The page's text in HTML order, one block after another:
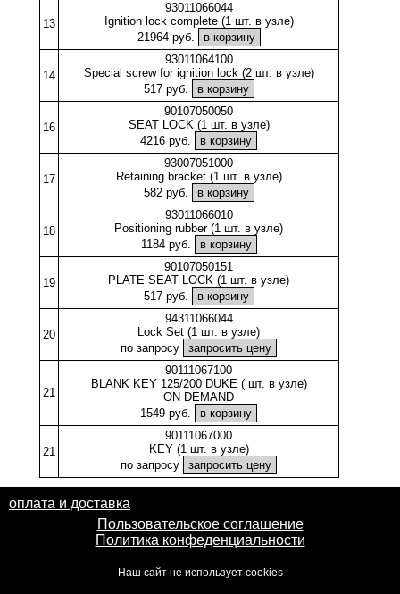
13
93011066044
Ignition lock complete (1 шт. в узле)
21964 руб.
14
93011064100
Special screw for ignition lock (2 шт. в узле)
517 руб.
16
90107050050
SEAT LOCK (1 шт. в узле)
4216 руб.
17
93007051000
Retaining bracket (1 шт. в узле)
582 руб.
18
93011066010
Positioning rubber (1 шт. в узле)
1184 руб.
19
90107050151
PLATE SEAT LOCK (1 шт. в узле)
517 руб.
20
94311066044
Lock Set (1 шт. в узле)
по запросу
21
90111067100
BLANK KEY 125/200 DUKE ( шт. в узле)
ON DEMAND
1549 руб.
21
90111067000
KEY (1 шт. в узле)
по запросу
оплата и доставка
Пользовательское соглашение
Политика конфеденциальности
Наш сайт не использует cookies